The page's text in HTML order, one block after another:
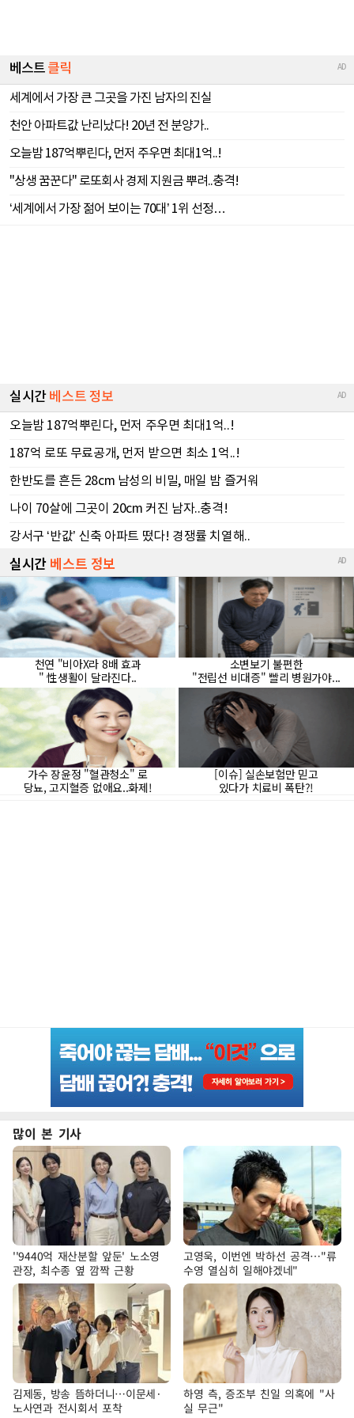
많이 본 기사
''9440억 재산분할 앞둔' 노소영
관장, 최수종 옆 깜짝 근황
고영욱, 이번엔 박하선 공격…"류
수영 열심히 일해야겠네"
김제동, 방송 뜸하더니…이문세·
노사연과 전시회서 포착
하영 측, 증조부 친일 의혹에 "사
실 무근"